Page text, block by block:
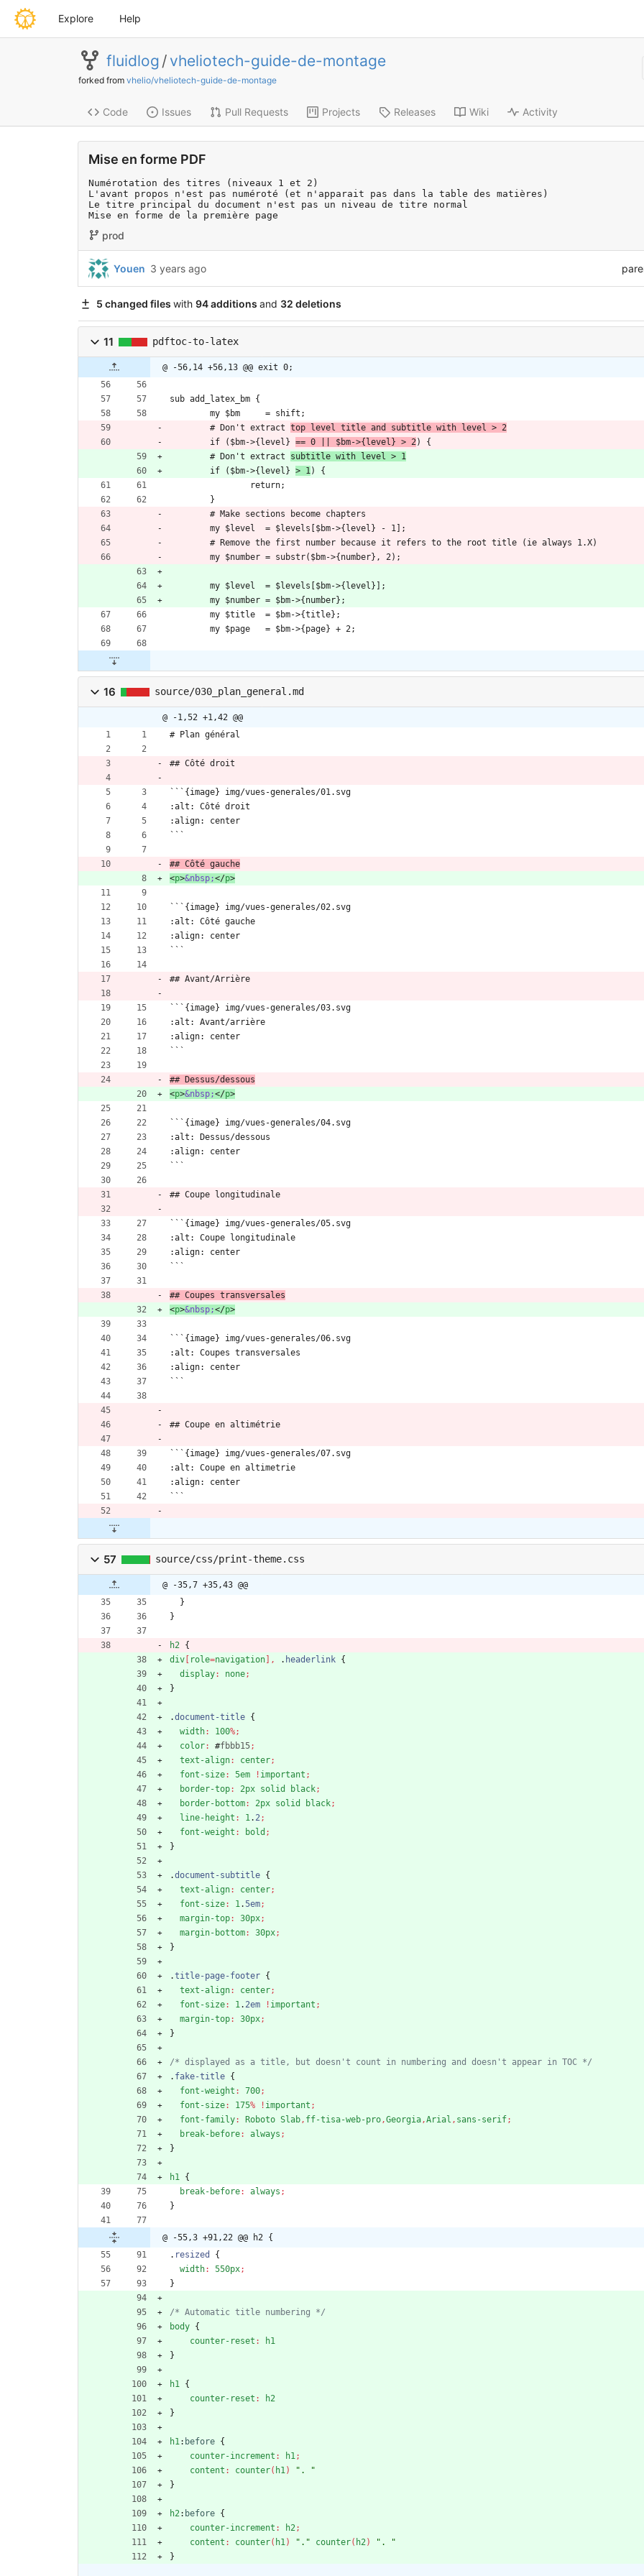
Explore Help
fluidlog / vheliotech-guide-de-montage
forked from vhelio/vheliotech-guide-de-montage
Code Issues Pull Requests Projects Releases Wiki Activity
Mise en forme PDF
Numérotation des titres (niveaux 1 et 2)
L'avant propos n'est pas numéroté (et n'apparait pas dans la table des matières)
Le titre principal du document n'est pas un niveau de titre normal
Mise en forme de la première page
prod
Youen 3 years ago
5 changed files with 94 additions and 32 deletions
11 pdftoc-to-latex
@ -56,14 +56,13 @@ exit 0;
sub add_latex_bm {
	my $bm     = shift;
	# Don't extract
top level title and subtitle with level > 2
	if ($bm->{level}
== 0 || $bm->{level} > 2) {
	# Don't extract
subtitle with level > 1
	if ($bm->{level}
> 1) {
		return;
	}
	# Make sections become chapters
	my $level  = $levels[$bm->{level} - 1];
	# Remove the first number because it refers to the root title (ie always 1.X)
	my $number = substr($bm->{number}, 2);
	my $level  = $levels[$bm->{level}];
	my $number = $bm->{number};
	my $title  = $bm->{title};
	my $page   = $bm->{page} + 2;
16 source/030_plan_general.md
@ -1,52 +1,42 @@
# Plan général
## Côté droit
```{image} img/vues-generales/01.svg
:alt: Côté droit
:align: center
```
## Côté gauche
<p>&nbsp;</p>
```{image} img/vues-generales/02.svg
:alt: Côté gauche
:align: center
```
## Avant/Arrière
```{image} img/vues-generales/03.svg
:alt: Avant/arrière
:align: center
```
## Dessus/dessous
<p>&nbsp;</p>
```{image} img/vues-generales/04.svg
:alt: Dessus/dessous
:align: center
```
## Coupe longitudinale
```{image} img/vues-generales/05.svg
:alt: Coupe longitudinale
:align: center
```
## Coupes transversales
<p>&nbsp;</p>
```{image} img/vues-generales/06.svg
:alt: Coupes transversales
:align: center
```
## Coupe en altimétrie
```{image} img/vues-generales/07.svg
:alt: Coupe en altimetrie
:align: center
```
57 source/css/print-theme.css
@ -35,7 +35,43 @@
}
}
h2
{
div[ role=navigation] , . headerlink
{
display: none;
}
.document-title
{
width: 100%;
color: #fbbb15;
text-align: center;
font-size: 5em ! important ;
border-top: 2px solid black;
border-bottom: 2px solid black;
line-height : 1. 2;
font-weight : bold ;
}
.document-subtitle
{
text-align: center;
font-size: 1.5em;
margin-top: 30px;
margin-bottom: 30px;
}
.title-page-footer
{
text-align: center;
font-size: 1. 2em ! important ;
margin-top: 30px;
}
/* displayed as a title, but doesn't count in numbering and doesn't appear in TOC */
. fake-title
{
font-weight : 700;
font-size: 175% ! important ;
font-family: Roboto Slab, ff-tisa-web-pro,Georgia,Arial , sans-serif;
break-before: always ;
}
h1
{
break-before: always ;
}
@ -55,3 +91,22 @@ h2 {
. resized
{
width: 550px;
}
/* Automatic title numbering */
body
{
counter-reset :
h1
}
h1
{
counter-reset :
h2
}
h1: before
{
counter-increment : h1;
content : counter( h1)
". "
}
h2: before
{
counter-increment : h2;
content : counter( h1) "." counter( h2)
". "
}